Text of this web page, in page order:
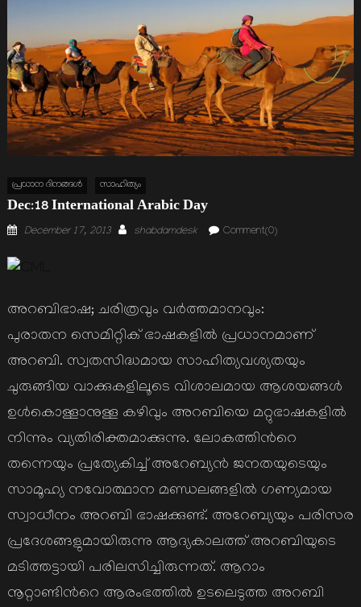
പ്രധാന ദിനങ്ങള്‍ സാഹിത്യം
Dec:18 International Arabic Day
Posted
December 17, 2013 Author
shabdamdesk Comment(0)
അറബിഭാഷ; ചരിത്രവും വര്‍ത്തമാനവും:
പുരാതന സെമിറ്റിക് ഭാഷകളില്‍ പ്രധാനമാണ്
അറബി. സ്വതസിദ്ധമായ സാഹിത്യവശ്യതയും
ചുരുങ്ങിയ വാക്കുകളിലൂടെ വിശാലമായ ആശയങ്ങള്‍
ഉള്‍കൊള്ളാനുള്ള കഴിവും അറബിയെ മറ്റുഭാഷകളില്‍
നിന്നും വ്യതിരിക്തമാക്കുന്നു. ലോകത്തിന്‍റെ
തന്നെയും പ്രത്യേകിച്ച് അറേബ്യന്‍ ജനതയുടെയും
സാമൂഹ്യ നവോത്ഥാന മണ്ഡലങ്ങളില്‍ ഗണ്യമായ
സ്വാധീനം അറബി ഭാഷക്കുണ്ട്. അറേബ്യയും പരിസര
പ്രദേശങ്ങളുമായിരുന്നു ആദ്യകാലത്ത് അറബിയുടെ
മടിത്തട്ടായി പരിലസിച്ചിരുന്നത്. ആറാം
നൂറ്റാണ്ടിന്‍റെ ആരംഭത്തില്‍ ഉടലെടുത്ത അറബി